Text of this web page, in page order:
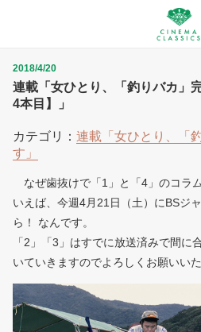
連載「女ひとり、「釣りバカ」
4本目】」
2018/4/20
カテゴリ： 連載「女ひとり、「
す」
なぜ歯抜けで「1」と「4」のコラ
いえば、今週4月21日（土）にBSジ
ら！ なんです。
「2」「3」はすでに放送済みで間に
いていきますのでよろしくお願いいた